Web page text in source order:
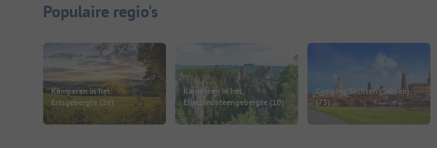
Populaire regio's
Kamperen in het
Ertsgebergte (26)
Kamperen in het
Elbezandsteengebergte (10)
Camping Sachsen (Saksen)
(73)